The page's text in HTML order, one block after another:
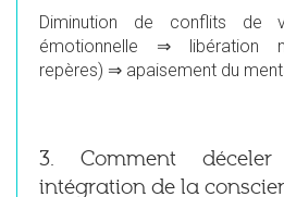
Diminution de conflits de
émotionnelle ⇒ libération
repères) ⇒ apaisement du
3. Comment
intégration de la